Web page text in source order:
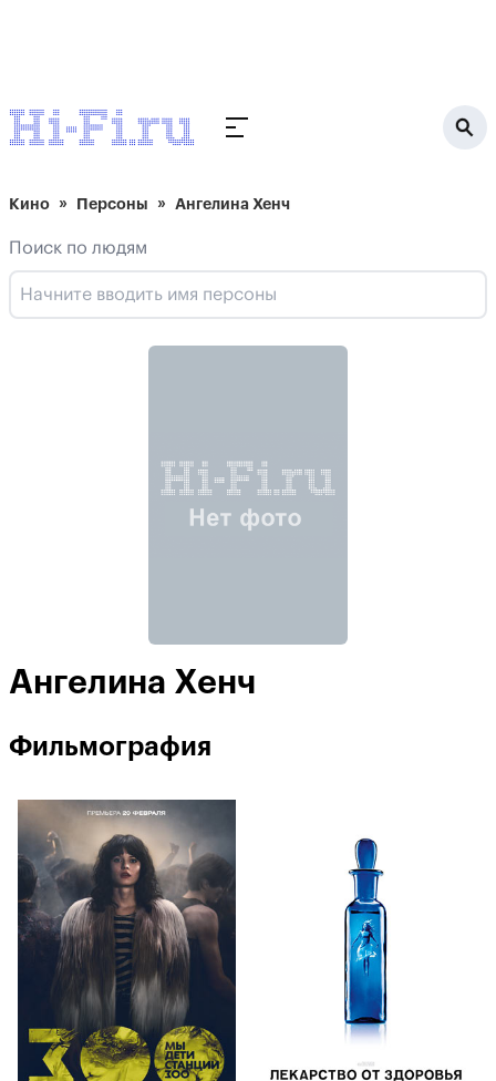
Кино Персоны Ангелина Хенч
Поиск по людям
Ангелина Хенч
Фильмография